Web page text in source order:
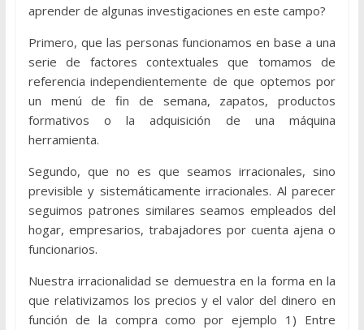
aprender de algunas investigaciones en este campo?
Primero, que las personas funcionamos en base a una
serie de factores contextuales que tomamos de
referencia independientemente de que optemos por
un menú de fin de semana, zapatos, productos
formativos o la adquisición de una máquina
herramienta.
Segundo, que no es que seamos irracionales, sino
previsible y sistemáticamente irracionales. Al parecer
seguimos patrones similares seamos empleados del
hogar, empresarios, trabajadores por cuenta ajena o
funcionarios.
Nuestra irracionalidad se demuestra en la forma en la
que relativizamos los precios y el valor del dinero en
función de la compra como por ejemplo 1) Entre